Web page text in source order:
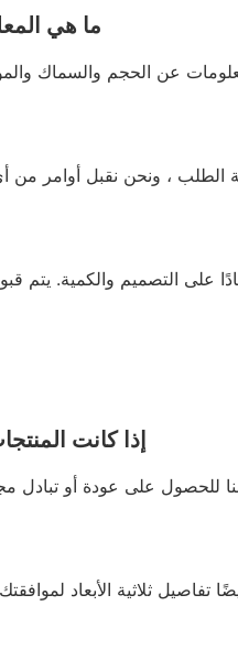
ما هي
إذا كانت